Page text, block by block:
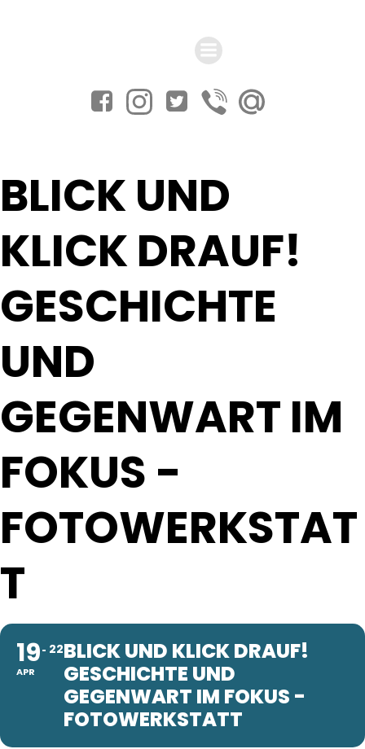
springen
BLICK UND
KLICK DRAUF!
GESCHICHTE
UND
GEGENWART IM
FOKUS -
FOTOWERKSTAT
T
19
APR
22BLICK UND KLICK DRAUF!
GESCHICHTE UND
GEGENWART IM FOKUS -
FOTOWERKSTATT